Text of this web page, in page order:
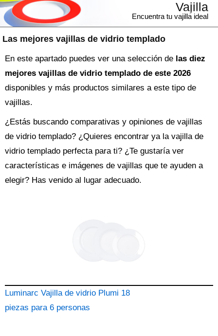
Las mejores vajillas de vidrio templado
Vajilla
Encuentra tu vajilla ideal
En este apartado puedes ver una selección de las diez
mejores vajillas de vidrio templado de este 2026
disponibles y más productos similares a este tipo de
vajillas.
¿Estás buscando comparativas y opiniones de vajillas
de vidrio templado? ¿Quieres encontrar ya la vajillade
vidrio templado perfecta para ti? ¿Te gustaría ver
características e imágenes de vajillas que te ayuden a
elegir? Has venido al lugar adecuado.
Luminarc Vajilla de vidrio Plumi 18
piezas para 6 personas